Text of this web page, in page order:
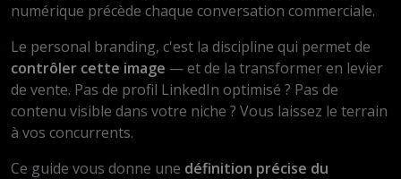
numérique précède chaque conversation commerciale.
Le personal branding, c'est la discipline qui permet de
contrôler cette image — et de la transformer en levier
de vente. Pas de profil LinkedIn optimisé ? Pas de
contenu visible dans votre niche ? Vous laissez le terrain
à vos concurrents.
Ce guide vous donne une définition précise du